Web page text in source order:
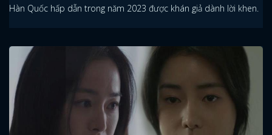
Hàn Quốc hấp dẫn trong năm 2023 được khán giả dành lời khen.